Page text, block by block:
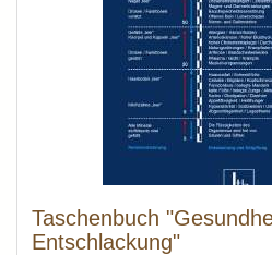
Taschenbuch
Entschlackung"